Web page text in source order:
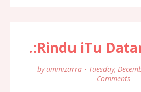
.:Rindu iTu
by ummizarra Tuesday,
Comments